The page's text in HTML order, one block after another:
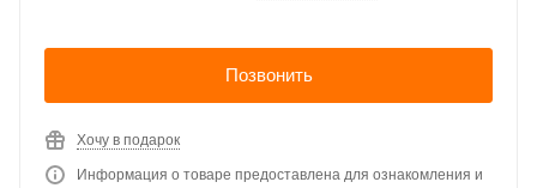
Позвонить
Хочу в подарок
Информация о товаре предоставлена для ознакомления и